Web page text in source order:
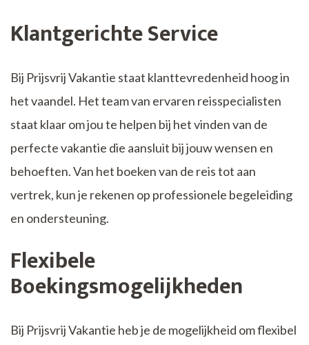
Klantgerichte Service
Bij Prijsvrij Vakantie staat klanttevredenheid hoog in
het vaandel. Het team van ervaren reisspecialisten
staat klaar om jou te helpen bij het vinden van de
perfecte vakantie die aansluit bij jouw wensen en
behoeften. Van het boeken van de reis tot aan
vertrek, kun je rekenen op professionele begeleiding
en ondersteuning.
Flexibele
Boekingsmogelijkheden
Bij Prijsvrij Vakantie heb je de mogelijkheid om flexibel